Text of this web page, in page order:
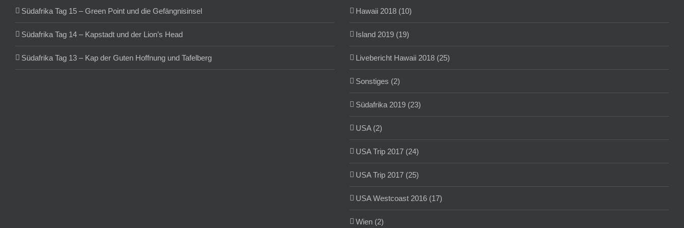
Südafrika Tag 15 – Green Point und die Gefängnisinsel
Südafrika Tag 14 – Kapstadt und der Lion’s Head
Südafrika Tag 13 – Kap der Guten Hoffnung und Tafelberg
Hawaii 2018 (10)
Island 2019 (19)
Livebericht Hawaii 2018 (25)
Sonstiges (2)
Südafrika 2019 (23)
USA (2)
USA Trip 2017 (24)
USA Trip 2017 (25)
USA Westcoast 2016 (17)
Wien (2)